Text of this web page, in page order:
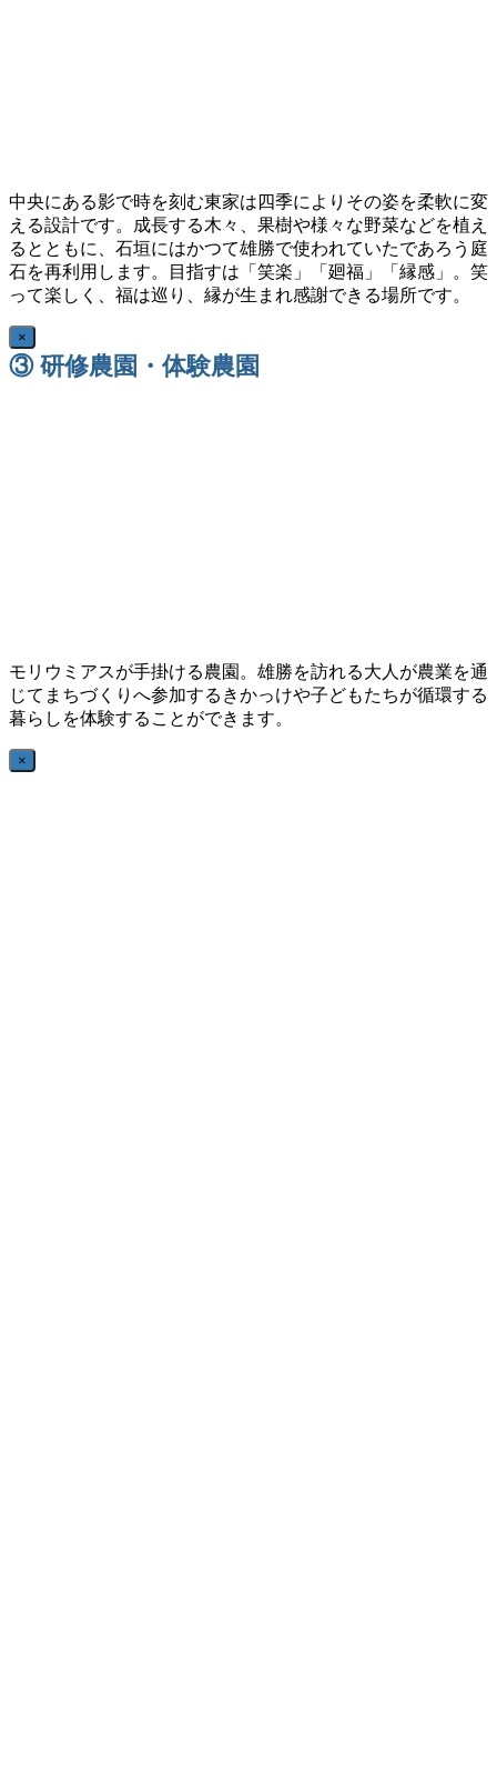
中央にある影で時を刻む東家は四季によりその姿を柔軟に変
える設計です。成長する木々、果樹や様々な野菜などを植え
るとともに、石垣にはかつて雄勝で使われていたであろう庭
石を再利用します。目指すは「笑楽」「廻福」「縁感」。笑
って楽しく、福は巡り、縁が生まれ感謝できる場所です。
×
③ 研修農園・体験農園
モリウミアスが手掛ける農園。雄勝を訪れる大人が農業を通
じてまちづくりへ参加するきかっけや子どもたちが循環する
暮らしを体験することができます。
×